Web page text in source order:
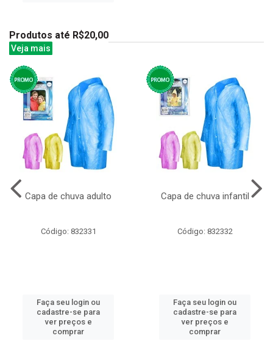
Produtos até R$20,00
Veja mais
Capa de chuva adulto
Código: 832331
Faça seu login ou
cadastre-se para
ver preços e
comprar
Capa de chuva infantil
Código: 832332
Faça seu login ou
cadastre-se para
ver preços e
comprar